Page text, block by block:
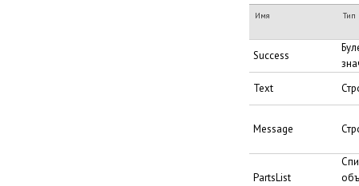
Имя Тип
Success
Text
Message
PartsList